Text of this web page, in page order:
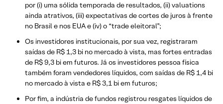
por (i) uma sólida temporada de resultados, (ii) valuations
ainda atrativos, (iii) expectativas de cortes de juros à frente
no Brasil e nos EUA e (iv) o “trade eleitoral”;
Os investidores institucionais, por sua vez, registraram
saídas de R$ 1,3 bi no mercado à vista, mas fortes entradas
de R$ 9,3 bi em futuros. Já os investidores pessoa física
também foram vendedores líquidos, com saídas de R$ 1,4 bi
no mercado à vista e R$ 3,1 bi em futuros;
Por fim, a indústria de fundos registrou resgates líquidos de